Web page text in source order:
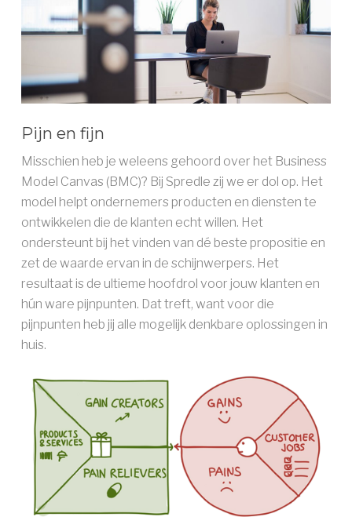
Pijn en fijn
Misschien heb je weleens gehoord over het Business
Model Canvas (BMC)? Bij Spredle zij we er dol op. Het
model helpt ondernemers producten en diensten te
ontwikkelen die de klanten echt willen. Het
ondersteunt bij het vinden van dé beste propositie en
zet de waarde ervan in de schijnwerpers. Het
resultaat is de ultieme hoofdrol voor jouw klanten en
hún ware pijnpunten. Dat treft, want voor die
pijnpunten heb jij alle mogelijk denkbare oplossingen in
huis.